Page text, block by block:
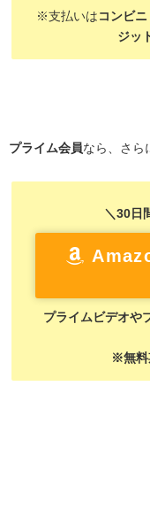
※支払いは コンビ
ジッ
プライム会員なら、さら
＼30日
プライムビデオや
※無料